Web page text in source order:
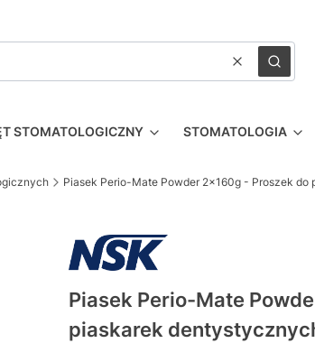
WyczyśćSzukaj
STOMATOLOGICZNY STOMATOLOGIA
Piasek Perio-Mate Powder 2x160g - Proszek
Piasek Perio-Mate
piaskarek